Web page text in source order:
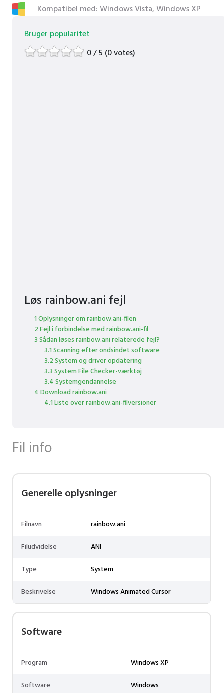
Kompatibel med: Windows Vista, Windows XP
Bruger popularitet
0 / 5 (0 votes)
Løs rainbow.ani fejl
1 Oplysninger om rainbow.ani-filen
2 Fejl i forbindelse med rainbow.ani-fil
3 Sådan løses rainbow.ani relaterede fejl?
3.1 Scanning efter ondsindet software
3.2 System og driver opdatering
3.3 System File Checker-værktøj
3.4 Systemgendannelse
4 Download rainbow.ani
4.1 Liste over rainbow.ani-filversioner
Fil info
Generelle oplysninger
Filnavn
rainbow.ani
Filudvidelse
ANI
Type
System
Beskrivelse
Windows Animated Cursor
Software
Program
Windows XP
Software
Windows